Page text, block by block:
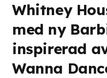
Whitney
med ny
inspirerad
Wanna